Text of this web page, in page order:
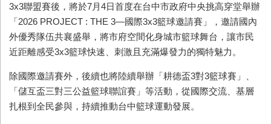
3x3聯盟賽後，將於7月4日首度在台中市政府中央挑高穿堂舉辦
「2026 PROJECT : THE 3—國際3x3籃球邀請賽」，邀請國內
外優秀隊伍共襄盛舉，將市府空間化身城市籃球舞台，讓市民
近距離感受3x3籃球快速、刺激且充滿爆發力的獨特魅力。
除國際邀請賽外，後續也將陸續舉辦「耕德盃3對3籃球賽」、
「儲互盃三對三公益籃球聯誼賽」等活動，從國際交流、基層
扎根到全民參與，持續推動台中籃球運動發展。